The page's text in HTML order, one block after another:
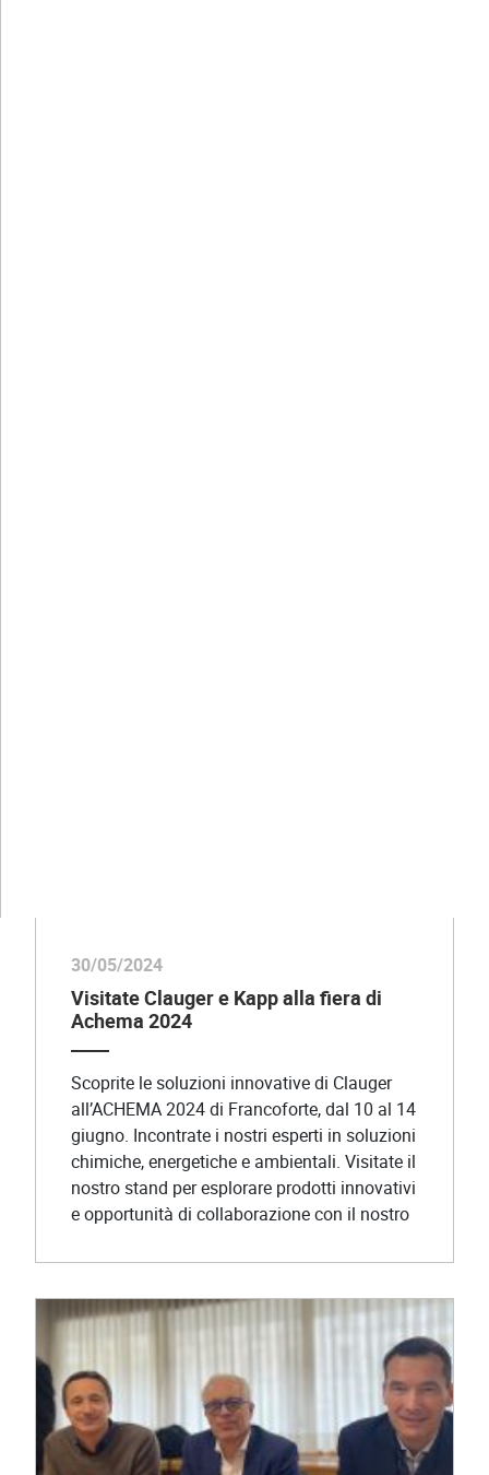
30/05/2024
Visitate Clauger e Kapp alla fiera di
Achema 2024
Scoprite le soluzioni innovative di Clauger
all’ACHEMA 2024 di Francoforte, dal 10 al 14
giugno. Incontrate i nostri esperti in soluzioni
chimiche, energetiche e ambientali. Visitate il
nostro stand per esplorare prodotti innovativi
e opportunità di collaborazione con il nostro